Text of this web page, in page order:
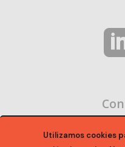
Utilizamos cookies